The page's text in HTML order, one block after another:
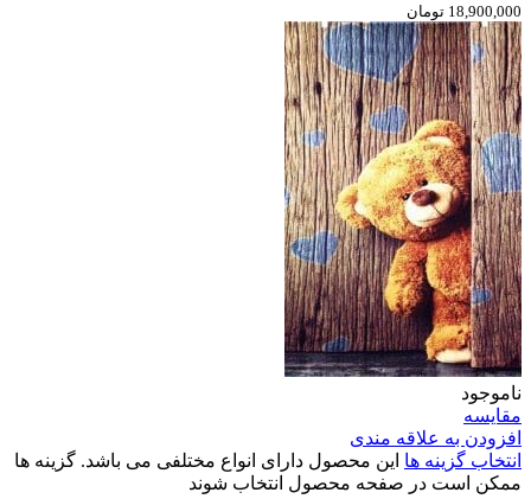
18,900,000 تومان
ناموجود
مقایسه
افزودن به علاقه مندی
انتخاب گزینه ها این محصول دارای انواع مختلفی می باشد. گزینه ها
ممکن است در صفحه محصول انتخاب شوند